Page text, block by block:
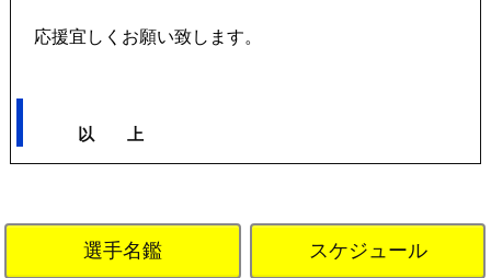
応援宜しくお願い致します。
以 上
選手名鑑 スケジュール